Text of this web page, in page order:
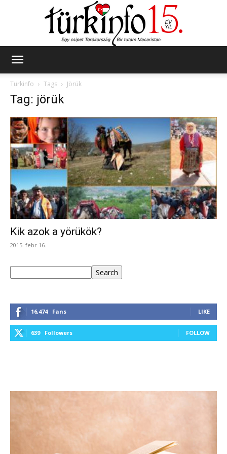
Türkinfo
Tags Jörük
Tag: jörük
Kik azok a yörükök?
2015. febr 16.
Search
16,474 Fans LIKE
639 Followers FOLLOW